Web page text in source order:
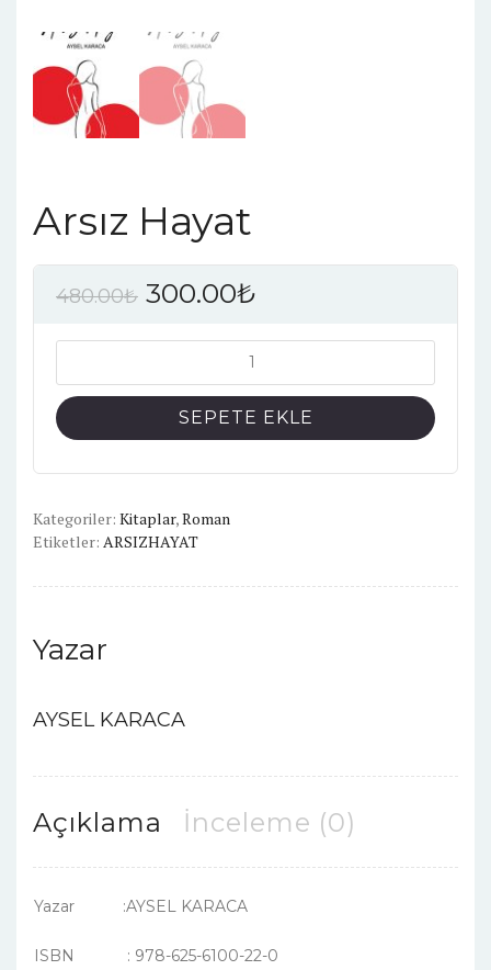
Arsız Hayat
480.00₺ 300.00₺
Hayat
adet
SEPETE EKLE
Kategoriler: Kitaplar,Roman
Etiketler: ARSIZHAYAT
Yazar
AYSEL KARACA
Açıklama İnceleme (0)
Yazar :AYSEL KARACA
ISBN : 978-625-6100-22-0